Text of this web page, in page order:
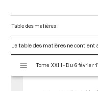
Table des matières
La table des matières ne contient
s
Tome XXIII - Du 6 février